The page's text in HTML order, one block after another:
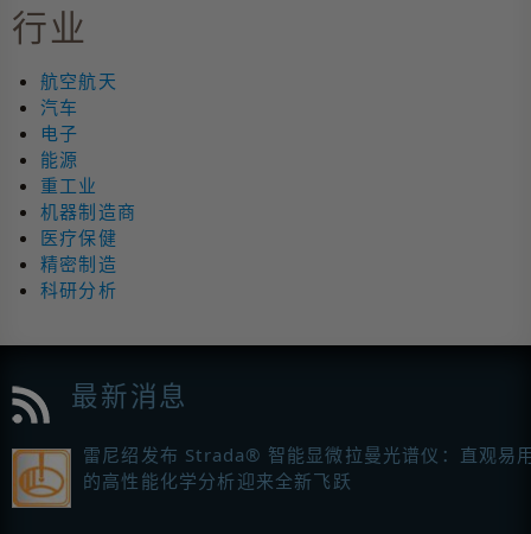
行业
航空航天
汽车
电子
能源
重工业
机器制造商
医疗保健
精密制造
科研分析
最新消息
雷尼绍发布 Strada® 智能显微拉曼光谱仪：直观易
的高性能化学分析迎来全新飞跃